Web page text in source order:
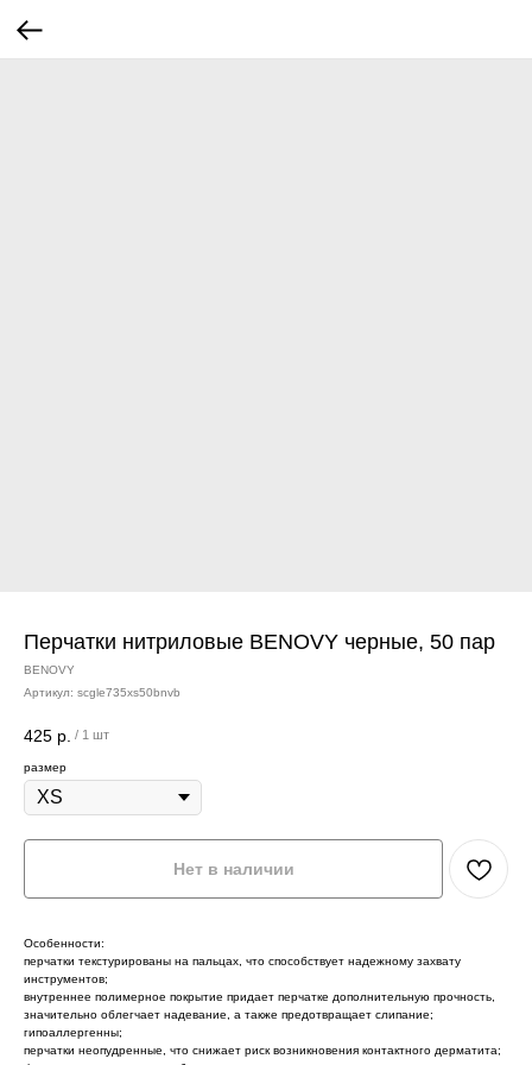
Перчатки нитриловые BENOVY черные, 50 пар
BENOVY
Артикул: scgle735xs50bnvb
425 р. / 1 шт
размер
Нет в наличии
Особенности:
перчатки текстурированы на пальцах, что способствует надежному захвату
инструментов;
внутреннее полимерное покрытие придает перчатке дополнительную прочность,
значительно облегчает надевание, а также предотвращает слипание;
гипоаллергенны;
перчатки неопудренные, что снижает риск возникновения контактного дерматита;